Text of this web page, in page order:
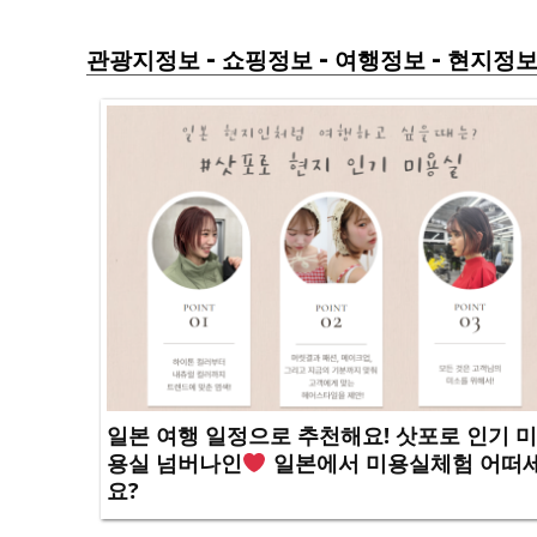
관광지정보 - 쇼핑정보 - 여행정보 - 현지정보
일본 여행 일정으로 추천해요! 삿포로 인기 미
용실 넘버나인
일본에서 미용실체험 어떠
요?